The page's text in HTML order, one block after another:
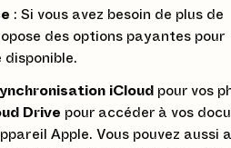
: Si vous avez besoin de plus de
des options payantes pour
disponible.
iCloud pour vos
Drive pour accéder à vos
Apple. Vous pouvez aussi